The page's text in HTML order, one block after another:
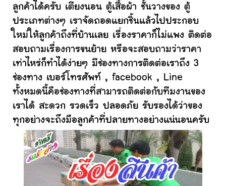
ลูกค้าได้ครับ เตียงนอน ตู้เสื้อผ้า ชั้นวางของ ตู้
ประเภทต่างๆ เราจัดถอดแยกชิ้นแล้วไปประกอบ
ใหม่ให้ลูกค้าถึงที่บ้านเลย เรื่องราคาก็ไม่แพง ติดต่อ
สอบถามเรื่องการขนย้าย หรือจะสอบถามว่าราคา
เท่าไหร่ก็ทำได้ง่ายๆ มีช่องทางการติดต่อเราถึง 3
ช่องทาง เบอร์โทรศัพท์ , facebook , Line
ทั้งหมดนี้คือช่องทางที่สามารถติดต่อกับทีมงานของ
เราได้ สะดวก รวดเร็ว ปลอดภัย รับรองได้ว่าของ
ทุกอย่างจะถึงมือลูกค้าที่ปลายทางอย่างแน่นอนครับ